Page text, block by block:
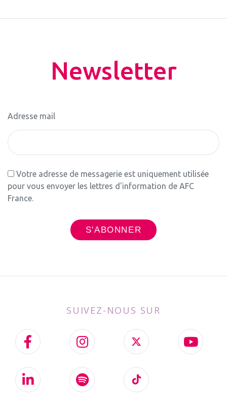
Newsletter
Adresse mail
Votre adresse de messagerie est uniquement utilisée
pour vous envoyer les lettres d'information de AFC
France.
SUIVEZ-NOUS SUR